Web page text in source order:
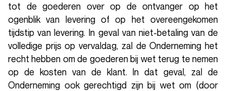
tot de goederen over op de ontvanger op het
ogenblik van levering of op het overeengekomen
tijdstip van levering. In geval van niet-betaling van de
volledige prijs op vervaldag, zal de Onderneming het
recht hebben om de goederen bij wet terug te nemen
op de kosten van de klant. In dat geval, zal de
Onderneming ook gerechtigd zijn bij wet om (door